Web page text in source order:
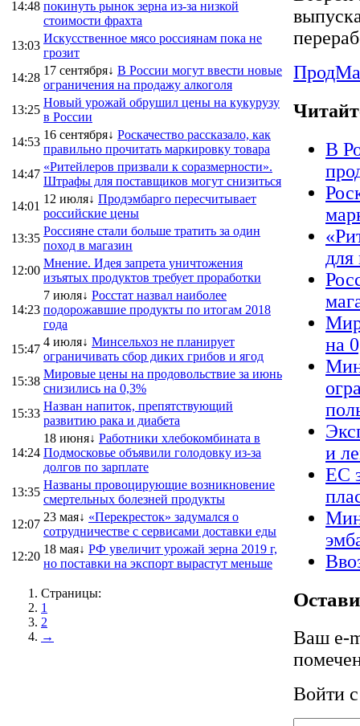
14:48 покинуть рынок зерна из-за низкой
стоимости фрахта
13:03
Искусственное мясо россиянам пока не
грозит
14:28
17 сентября↓ В России могут ввести новые
ограничения на продажу алкоголя
13:25
Новый урожай обрушил цены на кукурузу
в России
14:53
16 сентября↓ Роскачество рассказало, как
правильно прочитать маркировку товара
14:47
«Ритейлеров призвали к соразмерности».
Штрафы для поставщиков могут снизиться
14:01
12 июля↓ Продэмбарго пересчитывает
российские цены
13:35
Россияне стали больше тратить за один
поход в магазин
12:00
Мнение. Идея запрета уничтожения
изъятых продуктов требует проработки
14:23
7 июля↓ Росстат назвал наиболее
подорожавшие продукты по итогам 2018
года
15:47
4 июля↓ Минсельхоз не планирует
ограничивать сбор диких грибов и ягод
15:38
Мировые цены на продовольствие за июнь
снизились на 0,3%
15:33
Назван напиток, препятствующий
развитию рака и диабета
14:24
18 июня↓ Работники хлебокомбината в
Подмосковье объявили голодовку из-за
долгов по зарплате
13:35
Названы провоцирующие возникновение
смертельных болезней продукты
12:07
23 мая↓ «Перекресток» задумался о
сотрудничестве с сервисами доставки еды
12:20
18 мая↓ РФ увеличит урожай зерна 2019 г,
но поставки на экспорт вырастут меньше
Страницы:
1
2
→
В
для
на
и
ЕС
Ваш e-
Войти